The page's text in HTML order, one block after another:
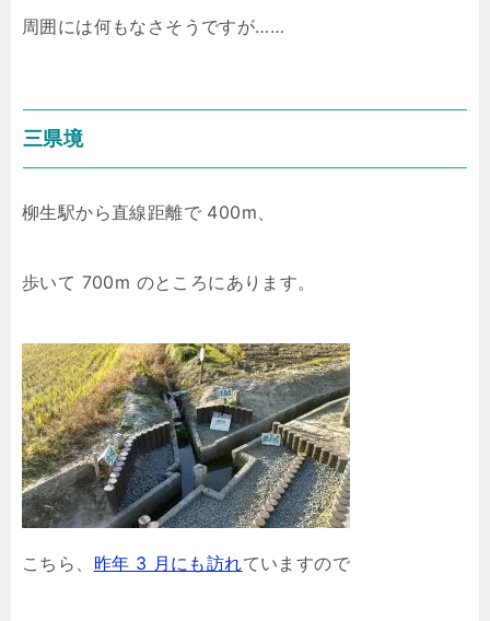
周囲には何もなさそうですが……
三県境
柳生駅から直線距離で 400m、
歩いて 700m のところにあります。
こちら、 昨年 3 月にも訪れていますので